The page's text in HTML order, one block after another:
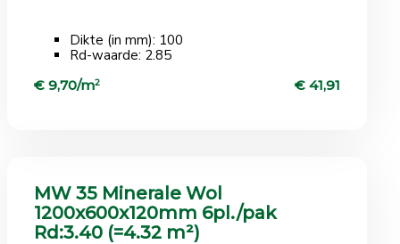
Dikte (in mm): 100
Rd-waarde: 2.85
€ 9,70/m2 € 41,91
MW 35 Minerale Wol
1200x600x120mm 6pl./pak
Rd:3.40 (=4.32 m²)